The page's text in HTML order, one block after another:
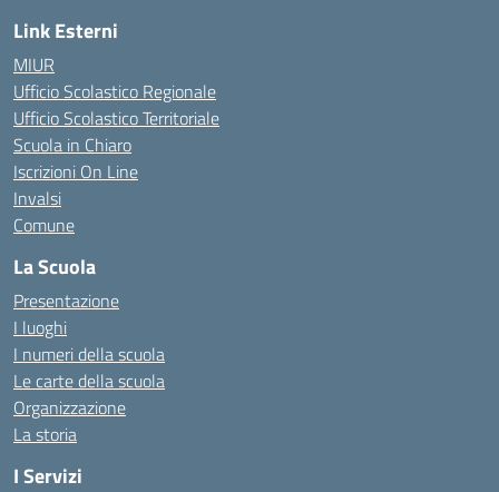
Link Esterni
MIUR
Ufficio Scolastico Regionale
Ufficio Scolastico Territoriale
Scuola in Chiaro
Iscrizioni On Line
Invalsi
Comune
La Scuola
Presentazione
I luoghi
I numeri della scuola
Le carte della scuola
Organizzazione
La storia
I Servizi